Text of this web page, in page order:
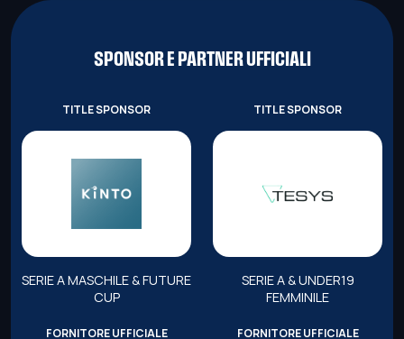
SPONSOR E PARTNER UFFICIALI
TITLE SPONSOR
SERIE A MASCHILE & FUTURE
CUP
TITLE SPONSOR
SERIE A & UNDER19
FEMMINILE
FORNITORE UFFICIALE FORNITORE UFFICIALE